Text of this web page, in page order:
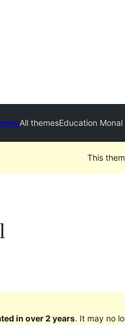
All themesEducation Monal
This
in over 2 years. It may no